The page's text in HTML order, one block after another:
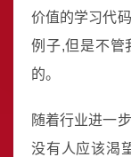
价值的学习代
例子,但是不管
的。
随着行业进一
没有人应该渴